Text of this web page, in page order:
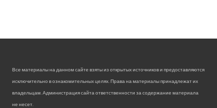
Все материалы на данном сайте взяты из открытых источников и предоставляются
исключительно в ознакомительных целях. Права на материалы принадлежат их
владельцам. Администрация сайта ответственности за содержание материала
не несет.